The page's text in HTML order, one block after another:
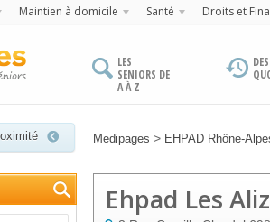
Maintien à domicile Santé Droits et
LES
SENIORS DE
A À Z
Medipages > EHPAD Rhône-
Ehpad Les